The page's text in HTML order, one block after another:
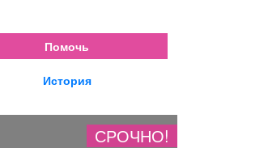
Помочь
История
СРОЧНО!